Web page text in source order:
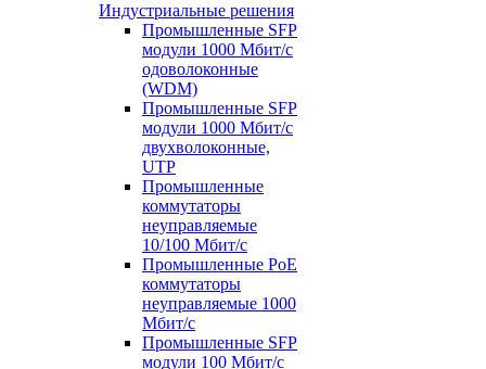
Индустриальные решения
Промышленные SFP
модули 1000 Мбит/c
одоволоконные
(WDM)
Промышленные SFP
модули 1000 Мбит/c
двухволоконные,
UTP
Промышленные
коммутаторы
неуправляемые
10/100 Мбит/с
Промышленные PoE
коммутаторы
неуправляемые 1000
Мбит/с
Промышленные SFP
модули 100 Мбит/c